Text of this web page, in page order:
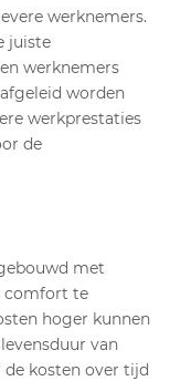
werknemers.
juiste
werknemers
worden
werkprestaties
de
met
comfort te
hoger kunnen
van
kosten over tijd